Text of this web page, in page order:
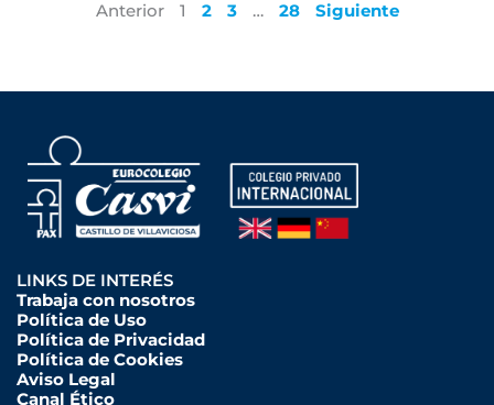
Anterior 1 2 3 … 28 Siguiente
LINKS DE INTERÉS
Trabaja con nosotros
Política de Uso
Política de Privacidad
Política de Cookies
Aviso Legal
Canal Ético